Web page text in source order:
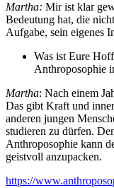
Martha: Mir ist klar
Bedeutung hat, die
Aufgabe, sein eigenes
Was ist Eure
Anthroposophie
Martha: Nach einem
Das gibt Kraft und
anderen jungen
studieren zu dürfen.
Anthroposophie kann
geistvoll anzupacken.
https://